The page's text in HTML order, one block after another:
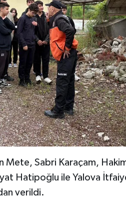
Mete, Sabri Karaçam,
Hatipoğlu ile Yalova
verildi.